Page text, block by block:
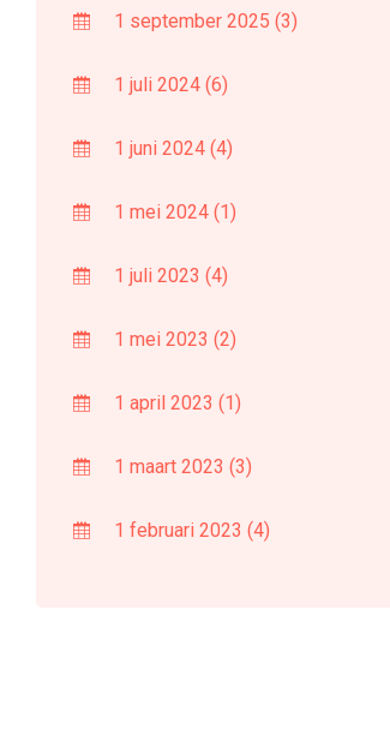
1 september 2025 (3)
1 juli 2024 (6)
1 juni 2024 (4)
1 mei 2024 (1)
1 juli 2023 (4)
1 mei 2023 (2)
1 april 2023 (1)
1 maart 2023 (3)
1 februari 2023 (4)